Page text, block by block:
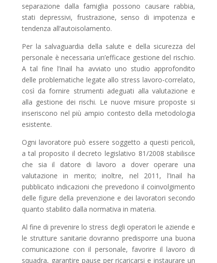
separazione dalla famiglia possono causare rabbia,
stati depressivi, frustrazione, senso di impotenza e
tendenza all’autoisolamento.
Per la salvaguardia della salute e della sicurezza del
personale è necessaria un’efficace gestione del rischio.
A tal fine l’Inail ha avviato uno studio approfondito
delle problematiche legate allo stress lavoro-correlato,
così da fornire strumenti adeguati alla valutazione e
alla gestione dei rischi. Le nuove misure proposte si
inseriscono nel più ampio contesto della metodologia
esistente.
Ogni lavoratore può essere soggetto a questi pericoli,
a tal proposito il decreto legislativo 81/2008 stabilisce
che sia il datore di lavoro a dover operare una
valutazione in merito; inoltre, nel 2011, l’Inail ha
pubblicato indicazioni che prevedono il coinvolgimento
delle figure della prevenzione e dei lavoratori secondo
quanto stabilito dalla normativa in materia.
Al fine di prevenire lo stress degli operatori le aziende e
le strutture sanitarie dovranno predisporre una buona
comunicazione con il personale, favorire il lavoro di
squadra, garantire pause per ricaricarsi e instaurare un